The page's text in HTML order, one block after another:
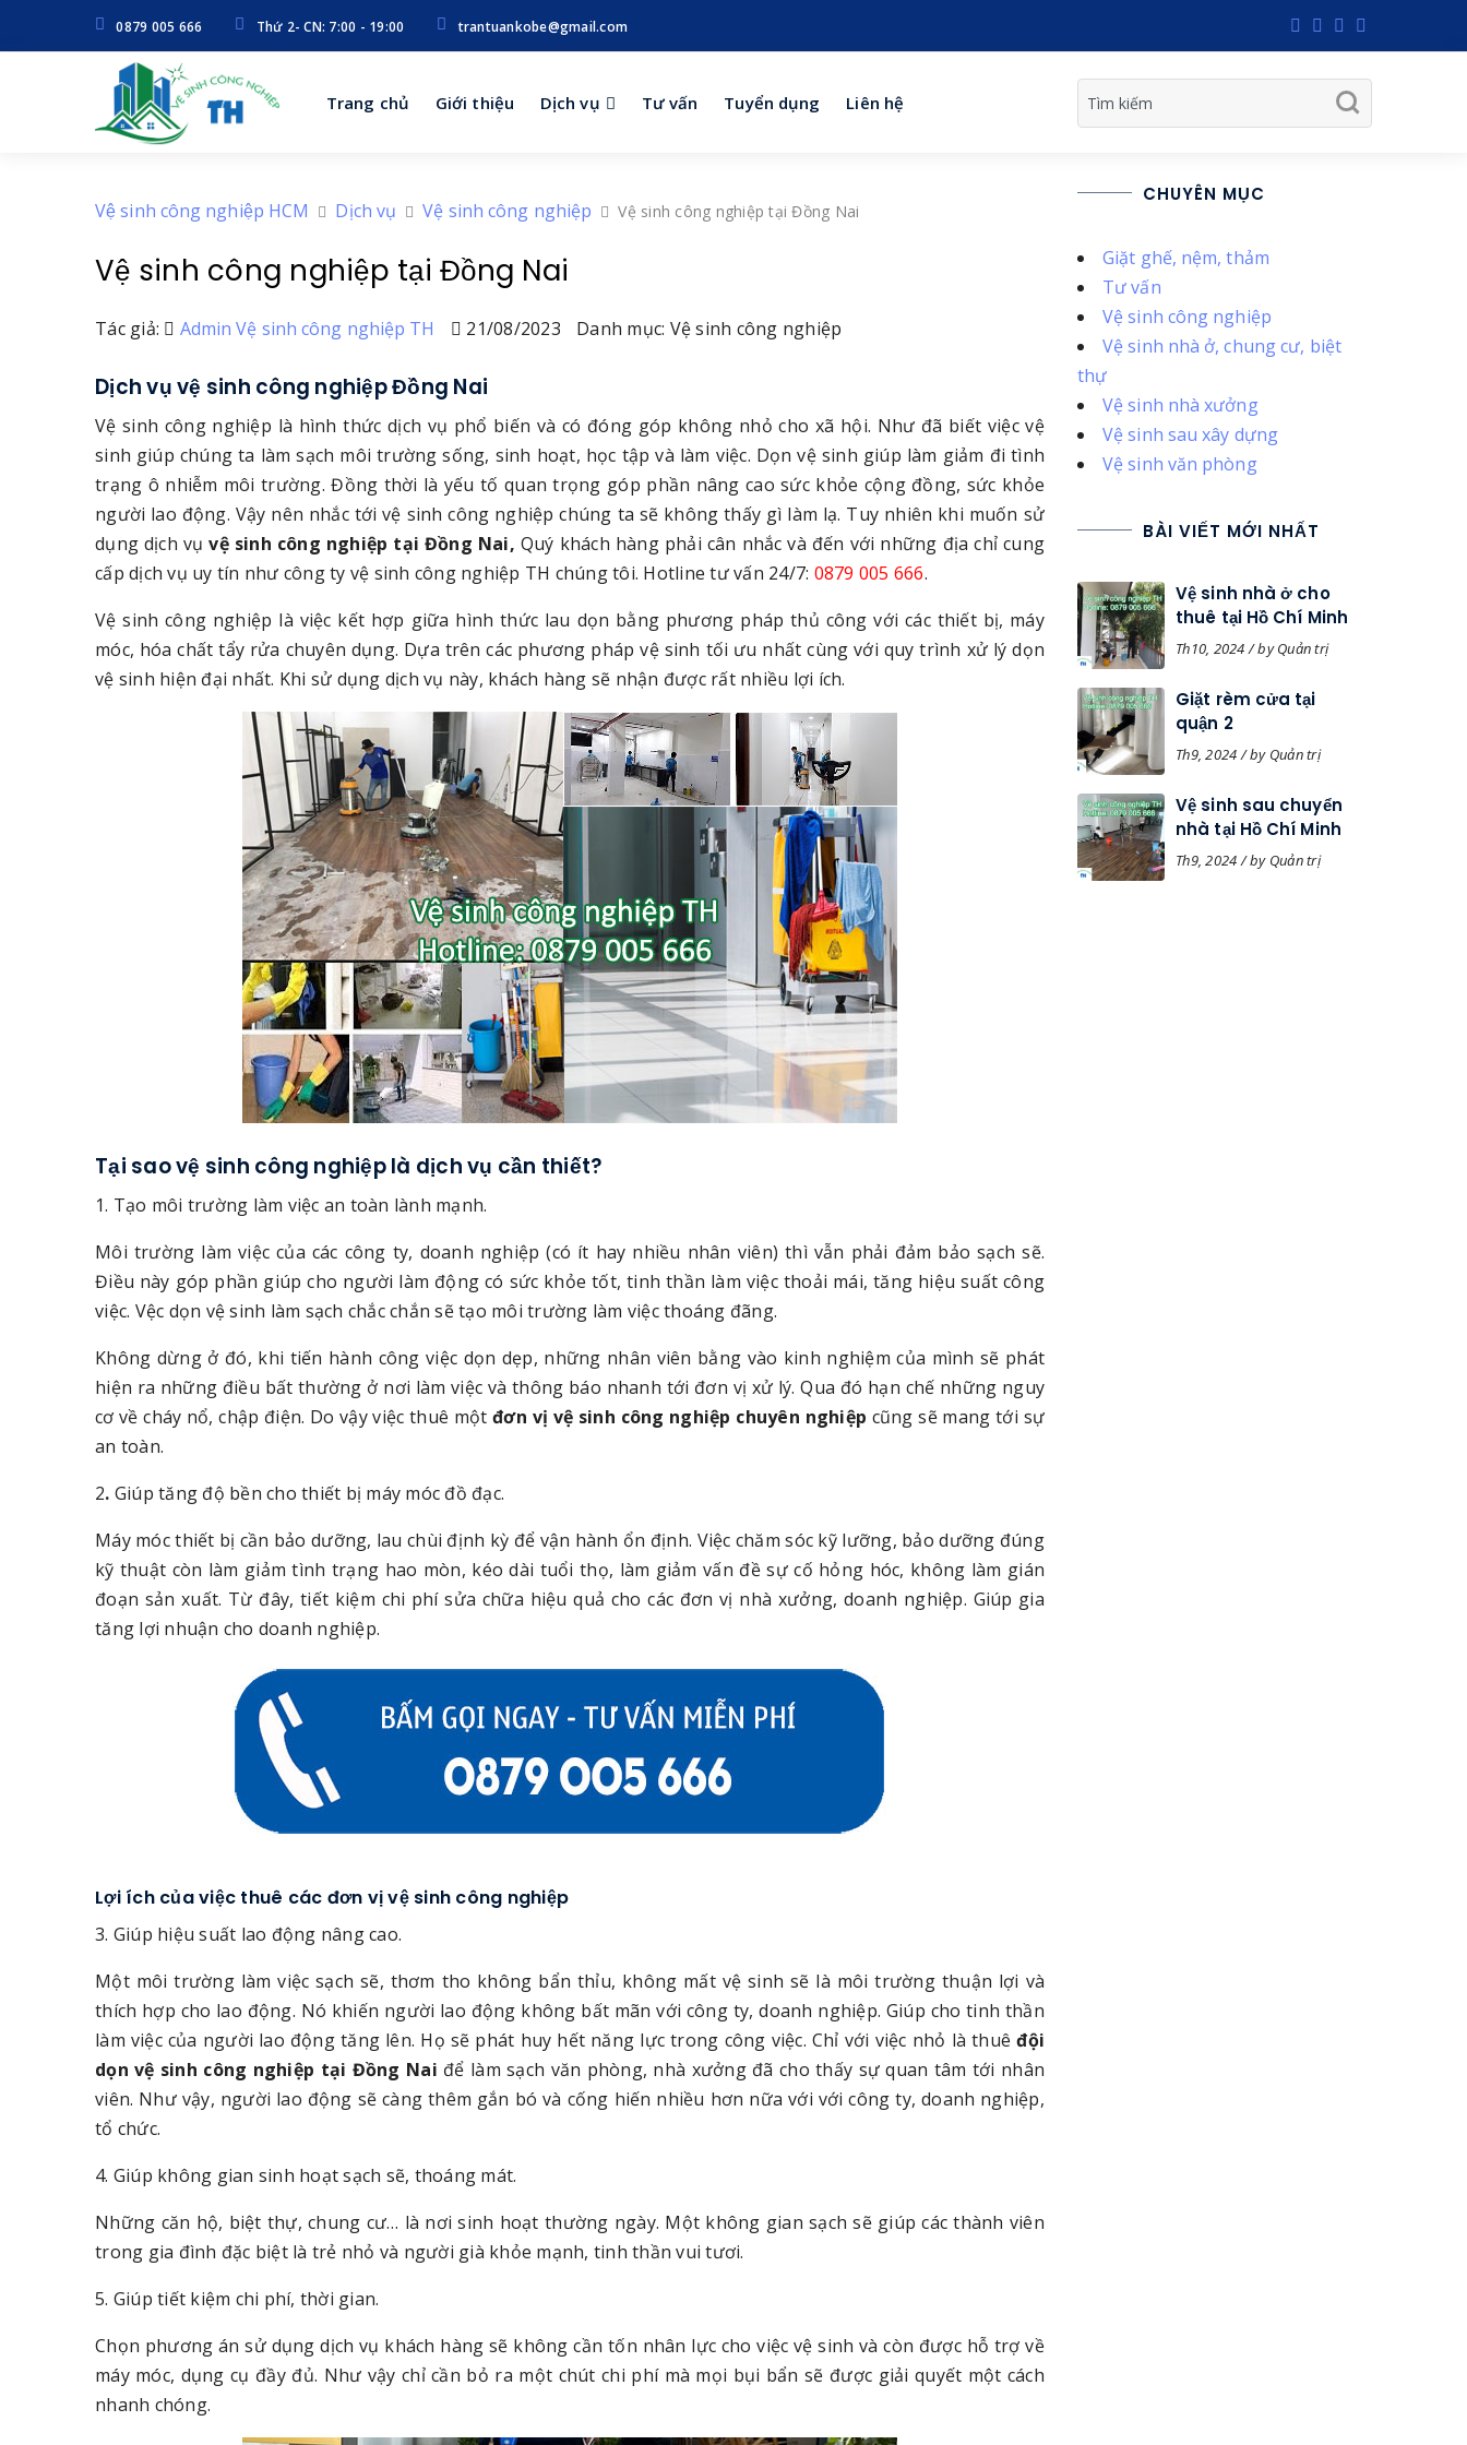
0879 005 666 Thứ 2- CN: 7:00 - 19:00 trantuankobe@gmail.com
Trang chủ Giới thiệu Dịch vụ Tư vấn Tuyển dụng Liên hệ
Vệ sinh công nghiệp HCM Dịch vụ Vệ sinh công nghiệp Vệ sinh công nghiệp tại Đồng Nai
Vệ sinh công nghiệp tại Đồng Nai
Tác giả: Admin Vệ sinh công nghiệp TH 21/08/2023 Danh mục: Vệ sinh công nghiệp
Dịch vụ vệ sinh công nghiệp Đồng Nai
Vệ sinh công nghiệp là hình thức dịch vụ phổ biến và có đóng góp không nhỏ cho xã hội. Như đã biết việc vệ
sinh giúp chúng ta làm sạch môi trường sống, sinh hoạt, học tập và làm việc. Dọn vệ sinh giúp làm giảm đi tình
trạng ô nhiễm môi trường. Đồng thời là yếu tố quan trọng góp phần nâng cao sức khỏe cộng đồng, sức khỏe
người lao động. Vậy nên nhắc tới vệ sinh công nghiệp chúng ta sẽ không thấy gì làm lạ. Tuy nhiên khi muốn sử
dụng dịch vụvệ sinh công nghiệp tại Đồng Nai, Quý khách hàng phải cân nhắc và đến với những địa chỉ cung
cấp dịch vụ uy tín như công ty vệ sinh công nghiệp TH chúng tôi. Hotline tư vấn 24/7: 0879 005 666.
Vệ sinh công nghiệp là việc kết hợp giữa hình thức lau dọn bằng phương pháp thủ công với các thiết bị, máy
móc, hóa chất tẩy rửa chuyên dụng. Dựa trên các phương pháp vệ sinh tối ưu nhất cùng với quy trình xử lý dọn
vệ sinh hiện đại nhất. Khi sử dụng dịch vụ này, khách hàng sẽ nhận được rất nhiều lợi ích.
Tại sao vệ sinh công nghiệp là dịch vụ cần thiết?
1. Tạo môi trường làm việc an toàn lành mạnh.
Môi trường làm việc của các công ty, doanh nghiệp (có ít hay nhiều nhân viên) thì vẫn phải đảm bảo sạch sẽ.
Điều này góp phần giúp cho người làm động có sức khỏe tốt, tinh thần làm việc thoải mái, tăng hiệu suất công
việc. Vệc dọn vệ sinh làm sạch chắc chắn sẽ tạo môi trường làm việc thoáng đãng.
Không dừng ở đó, khi tiến hành công việc dọn dẹp, những nhân viên bằng vào kinh nghiệm của mình sẽ phát
hiện ra những điều bất thường ở nơi làm việc và thông báo nhanh tới đơn vị xử lý. Qua đó hạn chế những nguy
cơ về cháy nổ, chập điện. Do vậy việc thuê mộtđơn vị vệ sinh công nghiệp chuyên nghiệp cũng sẽ mang tới sự
an toàn.
2. Giúp tăng độ bền cho thiết bị máy móc đồ đạc.
Máy móc thiết bị cần bảo dưỡng, lau chùi định kỳ để vận hành ổn định. Việc chăm sóc kỹ lưỡng, bảo dưỡng đúng
kỹ thuật còn làm giảm tình trạng hao mòn, kéo dài tuổi thọ, làm giảm vấn đề sự cố hỏng hóc, không làm gián
đoạn sản xuất. Từ đây, tiết kiệm chi phí sửa chữa hiệu quả cho các đơn vị nhà xưởng, doanh nghiệp. Giúp gia
tăng lợi nhuận cho doanh nghiệp.
Lợi ích của việc thuê các đơn vị vệ sinh công nghiệp
3. Giúp hiệu suất lao động nâng cao.
Một môi trường làm việc sạch sẽ, thơm tho không bẩn thỉu, không mất vệ sinh sẽ là môi trường thuận lợi và
thích hợp cho lao động. Nó khiến người lao động không bất mãn với công ty, doanh nghiệp. Giúp cho tinh thần
làm việc của người lao động tăng lên. Họ sẽ phát huy hết năng lực trong công việc. Chỉ với việc nhỏ là thuêđội
dọn vệ sinh công nghiệp tại Đồng Nai để làm sạch văn phòng, nhà xưởng đã cho thấy sự quan tâm tới nhân
viên. Như vậy, người lao động sẽ càng thêm gắn bó và cống hiến nhiều hơn nữa với với công ty, doanh nghiệp,
tổ chức.
4. Giúp không gian sinh hoạt sạch sẽ, thoáng mát.
Những căn hộ, biệt thự, chung cư… là nơi sinh hoạt thường ngày. Một không gian sạch sẽ giúp các thành viên
trong gia đình đặc biệt là trẻ nhỏ và người già khỏe mạnh, tinh thần vui tươi.
5. Giúp tiết kiệm chi phí, thời gian.
Chọn phương án sử dụng dịch vụ khách hàng sẽ không cần tốn nhân lực cho việc vệ sinh và còn được hỗ trợ về
máy móc, dụng cụ đầy đủ. Như vậy chỉ cần bỏ ra một chút chi phí mà mọi bụi bẩn sẽ được giải quyết một cách
nhanh chóng.
CHUYÊN MỤC
Giặt ghế, nệm, thảm
Tư vấn
Vệ sinh công nghiệp
Vệ sinh nhà ở, chung cư, biệt
thự
Vệ sinh nhà xưởng
Vệ sinh sau xây dựng
Vệ sinh văn phòng
BÀI VIẾT MỚI NHẤT
Vệ sinh nhà ở cho
thuê tại Hồ Chí Minh
Th10, 2024 / by Quản trị
Giặt rèm cửa tại
quận 2
Th9, 2024 / by Quản trị
Vệ sinh sau chuyển
nhà tại Hồ Chí Minh
Th9, 2024 / by Quản trị